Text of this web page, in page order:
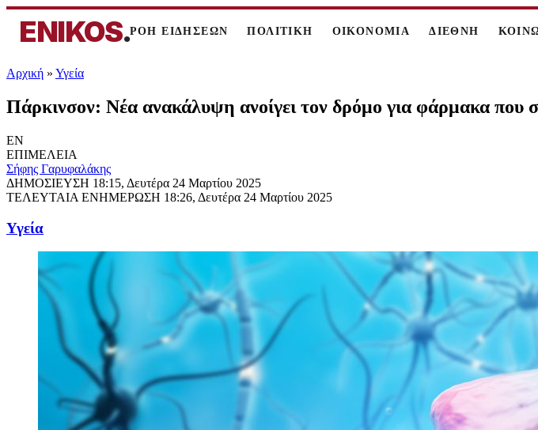
ENIKOS.ΡΟΗ ΕΙΔΗΣΕΩΝ ΠΟΛΙΤΙΚΗ ΟΙΚΟΝΟΜΙΑ ΔΙΕΘΝΗ
Αρχική » Υγεία
Πάρκινσον: Νέα ανακάλυψη ανοίγει τον δρόμο για φάρμακα που
EN
ΕΠΙΜΕΛΕΙΑ
Σήφης Γαρυφαλάκης
ΔΗΜΟΣΙΕΥΣΗ 18:15, Δευτέρα 24 Μαρτίου 2025
ΤΕΛΕΥΤΑΙΑ ΕΝΗΜΕΡΩΣΗ 18:26, Δευτέρα 24 Μαρτίου 2025
Υγεία